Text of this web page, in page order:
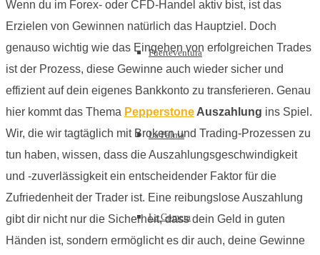
Fuerteventura
La Palma
La Gomera
Wenn du im Forex- oder CFD-Handel aktiv bist, ist das
Erzielen von Gewinnen natürlich das Hauptziel. Doch
genauso wichtig wie das Eingehen von erfolgreichen Trades
ist der Prozess, diese Gewinne auch wieder sicher und
effizient auf dein eigenes Bankkonto zu transferieren. Genau
hier kommt das Thema Pepperstone Auszahlung ins Spiel.
Wir, die wir tagtäglich mit Brokern und Trading-Prozessen zu
tun haben, wissen, dass die Auszahlungsgeschwindigkeit
und -zuverlässigkeit ein entscheidender Faktor für die
Zufriedenheit der Trader ist. Eine reibungslose Auszahlung
gibt dir nicht nur die Sicherheit, dass dein Geld in guten
Händen ist, sondern ermöglicht es dir auch, deine Gewinne